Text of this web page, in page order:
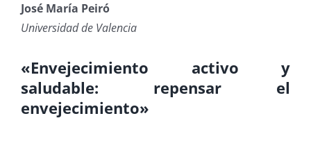
José María Peiró
Universidad de Valencia
«Envejecimiento activo y
saludable: repensar el
envejecimiento»